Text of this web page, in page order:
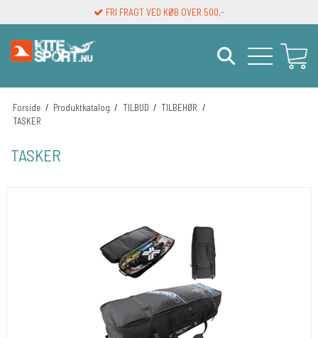
FRI FRAGT VED KØB OVER 500,-
Forside / Produktkatalog / TILBUD / TILBEHØR /
TASKER
TASKER